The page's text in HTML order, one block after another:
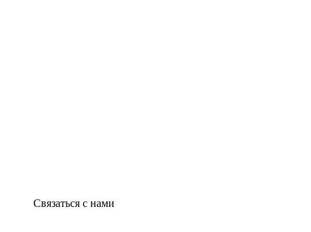
Связаться с нами